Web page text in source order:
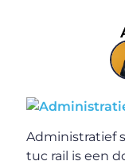
Administratief
tuc rail is een